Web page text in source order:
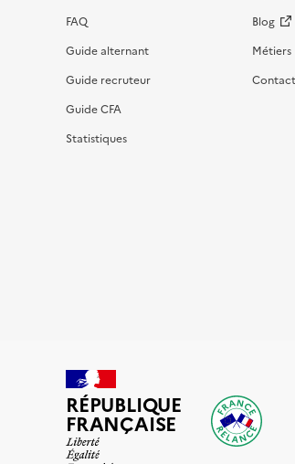
FAQ
Guide alternant
Guide recruteur
Guide CFA
Statistiques
Blog
Métiers
Contact
RÉPUBLIQUE
FRANÇAISE